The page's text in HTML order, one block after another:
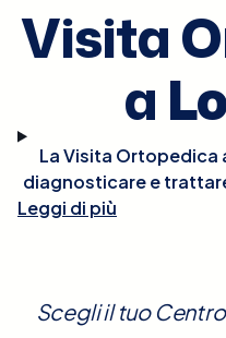
Visita
a
La Visita Ortopedica
diagnosticare e
muscolo-scheletrico,
fisico dettagliato,
Leggi di più
Scegli il tuo